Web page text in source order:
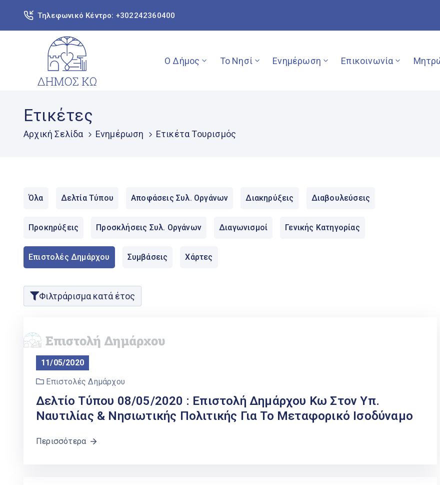
Τηλεφωνικό Κέντρο: +302242360400
Ο Δήμος Το Νησί Ενημέρωση Επικοινωνία
Ετικέτες
Αρχική Σελίδα Ενημέρωση Ετικέτα Τουρισμός
Όλα Δελτία Τύπου Αποφάσεις Συλ. Οργάνων Διακηρύξεις Διαβουλεύσεις
Προκηρύξεις Προσκλήσεις Συλ. Οργάνων Διαγωνισμοί Γενικής Κατηγορίας
Επιστολές Δημάρχου Συμβάσεις Χάρτες
Φιλτράρισμα κατά έτος
11/05/2020
Επιστολές Δημάρχου
Δελτίο Τύπου 08/05/2020 : Επιστολή Δημάρχου Κω Στον Υπ.
Ναυτιλίας & Νησιωτικής Πολιτικής Για Το Μεταφορικό Ισοδύναμο
Περισσότερα